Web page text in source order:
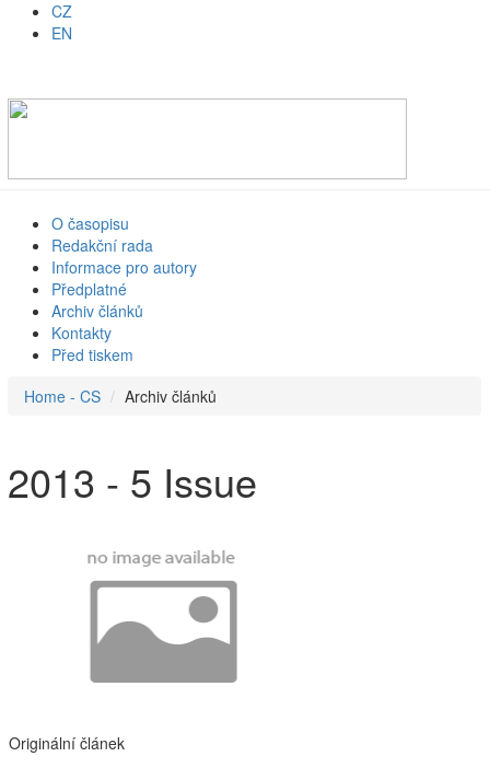
CZ
EN
O časopisu
Redakční rada
Informace pro autory
Předplatné
Archiv článků
Kontakty
Před tiskem
Home - CS
Archiv článků
2013 - 5 Issue
Originální článek